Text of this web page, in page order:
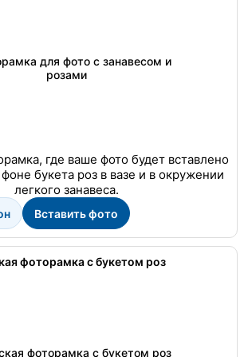
где ваше фото будет вставлено
букета роз в вазе и в окружении
легкого занавеса.
Вставить фото
фоторамка с букетом роз